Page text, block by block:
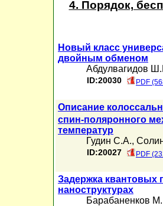
4. Порядок,
Новый класс
двойным обменом
Абдулвагидов
ID:20030 PDF
Описание
спин-поляронного
температур
Гудин С.А.,
ID:20027 PDF
Задержка квантовых
наноструктурах
Барабаненков